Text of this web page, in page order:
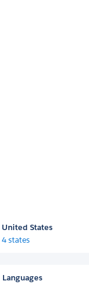
United States
4 states
Languages